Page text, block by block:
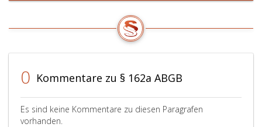
0 Kommentare zu § 162a ABGB
Es sind keine Kommentare zu diesen Paragrafen
vorhanden.